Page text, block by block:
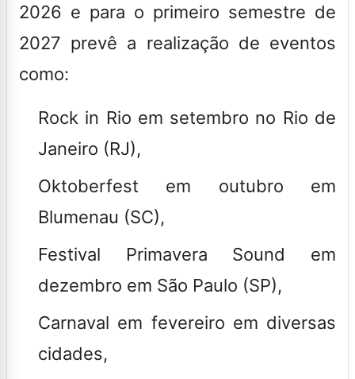
2026 e para o primeiro semestre de
2027 prevê a realização de eventos
como:
Rock in Rio em setembro no Rio de
Janeiro (RJ),
Oktoberfest em outubro em
Blumenau (SC),
Festival Primavera Sound em
dezembro em São Paulo (SP),
Carnaval em fevereiro em diversas
cidades,